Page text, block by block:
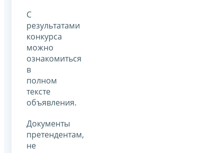
С
результатами
конкурса
можно
ознакомиться
в
полном
тексте
объявления.
Документы
претендентам,
не